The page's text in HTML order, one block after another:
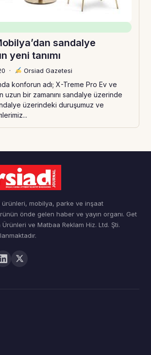
sandalye
yeni tanımı
· Orsiad Gazetesi
konforun adı; X-Treme Pro Ev ve
uzun bir zamanını sandalye üzerinde
üzerindeki duruşumuz ve
mobilya, parke ve inşaat
önde gelen haber ve yayın organı. Get
Ürünleri ve Matbaa Reklam Hiz. Ltd. Şti.